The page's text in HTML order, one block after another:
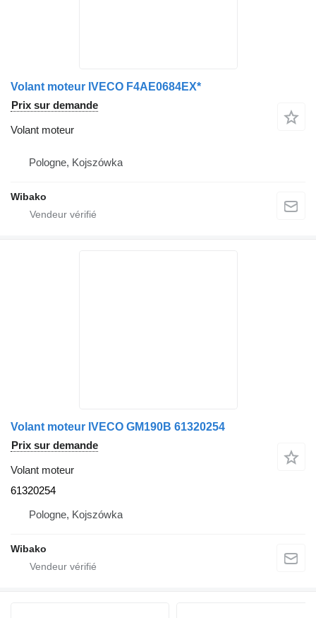
Volant moteur IVECO F4AE0684EX*
Prix sur demande
Volant moteur
Pologne, Kojszówka
Wibako
Volant moteur IVECO GM190B 61320254
Prix sur demande
Volant moteur
61320254
Pologne, Kojszówka
Wibako